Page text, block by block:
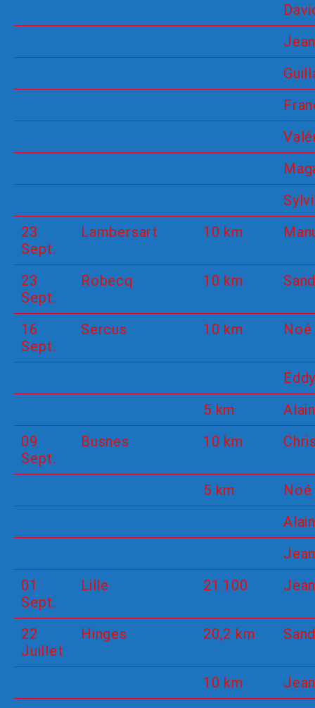
23
Sept.
Lambersart 10 km
23
Sept.
Robecq 10 km
16
Sept.
Sercus 10 km Noé
5 km
09
Sept.
Busnes 10 km
5 km
Noé
Alain
01
Sept.
Lille 21.100
22
Juillet
Hinges 20,2 km
10 km